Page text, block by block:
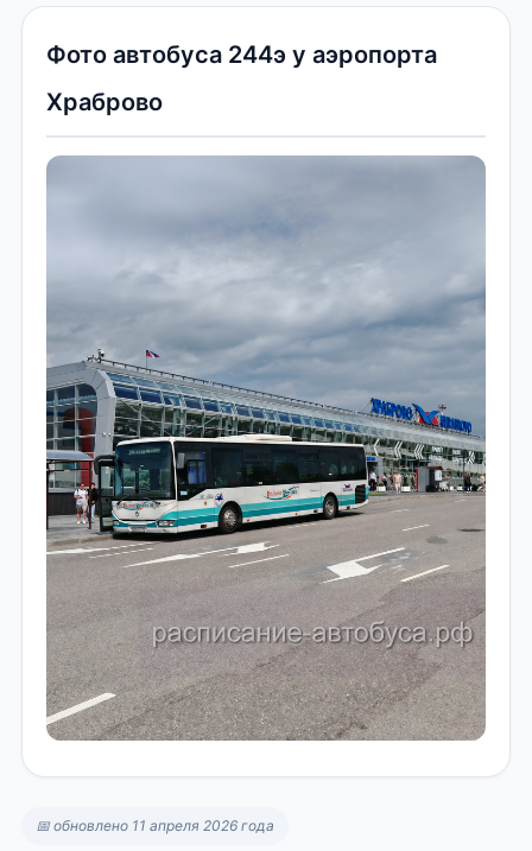
Фото автобуса 244э у аэропорта
Храброво
📅 обновлено 11 апреля 2026 года